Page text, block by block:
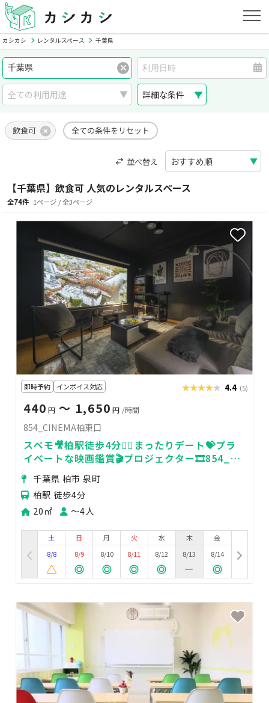
カシカシ レンタルスペース 千葉県
詳細な条件
飲食可 全ての条件をリセット
並べ替え
【千葉県】飲食可 人気のレンタルスペース
全74件 1ページ / 全3ページ
即時予約 インボイス対応 ★★★★★
★★★★★ 4.4 (5)
440 円 〜 1,650 円 /時間
854_CINEMA柏東口
スペモ🎥柏駅徒歩4分🚶‍♀️まったりデート💝プラ
イベートな映画鑑賞🎬️プロジェクター🎞️854_
CINEMA柏東口
千葉県 柏市 泉町
柏駅 徒歩4分
20㎡
〜4人
土
8/8
日
8/9
月
8/10
火
8/11
水
8/12
木
8/13
金
8/14